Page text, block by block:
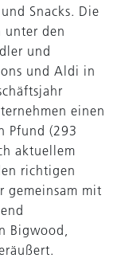
Snacks. Die
unter den
und
und Aldi in
einen
Pfund (293
aktuellem
richtigen
gemeinsam mit
Bigwood,